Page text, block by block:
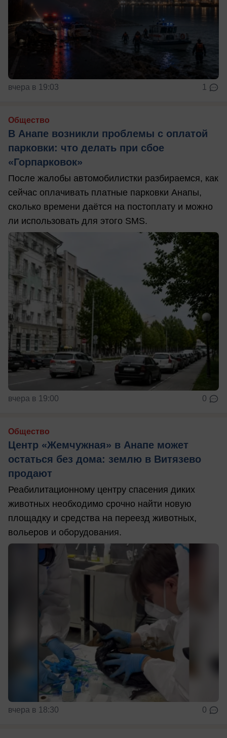
вчера в 19:03 1
Общество
В Анапе возникли проблемы с оплатой
парковки: что делать при сбое
«Горпарковок»
После жалобы автомобилистки разбираемся, как
сейчас оплачивать платные парковки Анапы,
сколько времени даётся на постоплату и можно
ли использовать для этого SMS.
вчера в 19:00 0
Общество
Центр «Жемчужная» в Анапе может
остаться без дома: землю в Витязево
продают
Реабилитационному центру спасения диких
животных необходимо срочно найти новую
площадку и средства на переезд животных,
вольеров и оборудования.
вчера в 18:30 0